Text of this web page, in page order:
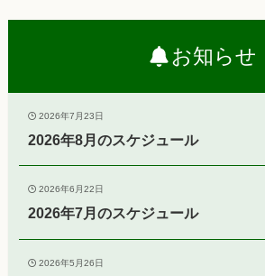
お知らせ
2026年7月23日
2026年8月のスケジュール
2026年6月22日
2026年7月のスケジュール
2026年5月26日